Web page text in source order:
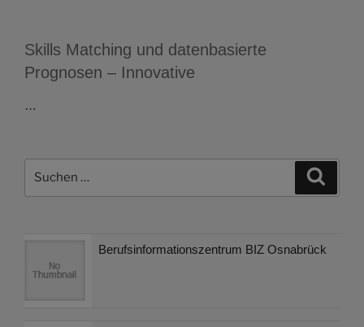
Skills Matching und datenbasierte
Prognosen – Innovative
…
Berufsinformationszentrum BIZ Osnabrück